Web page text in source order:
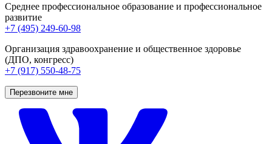
Среднее профессиональное образование и профессиональное
развитие
+7 (495) 249-60-98
Организация здравоохранение и общественное здоровье
(ДПО, конгресс)
+7 (917) 550-48-75
Перезвоните мне